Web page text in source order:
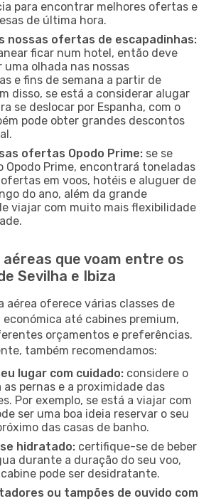
para encontrar melhores ofertas e
de última hora.
nossas ofertas de escapadinhas:
ficar num hotel, então deve
uma olhada nas nossas
e fins de semana a partir de
disso, se está a considerar alugar
se deslocar por Espanha, com o
pode obter grandes descontos
ofertas Opodo Prime: se se
Opodo Prime, encontrará toneladas
em voos, hotéis e aluguer de
do ano, além da grande
viajar com muito mais flexibilidade
aéreas que voam entre os
Sevilha e Ibiza
aérea oferece várias classes de
económica até cabines premium,
orçamentos e preferências.
também recomendamos:
lugar com cuidado: considere o
as pernas e a proximidade das
Por exemplo, se está a viajar com
ser uma boa ideia reservar o seu
das casas de banho.
hidratado: certifique-se de beber
durante a duração do seu voo,
pode ser desidratante.
ou tampões de ouvido com